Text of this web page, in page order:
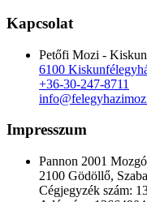
Kapcsolat
Petőfi Mozi -
6100
+36-30-247-8711
Impresszum
Pannon 2001
2100 Gödöllő,
Cégjegyzék szám: